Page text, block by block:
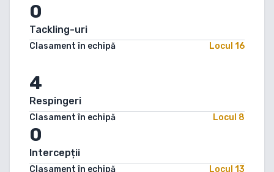
0
Tackling-uri
Clasament în echipă Locul 16
4
Respingeri
Clasament în echipă Locul 8
0
Intercepții
Clasament în echipă Locul 13